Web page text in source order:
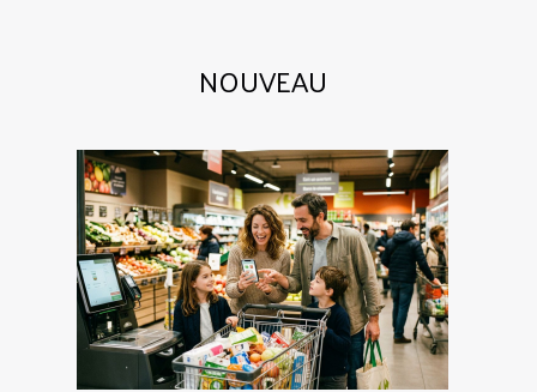
NOUVEAU